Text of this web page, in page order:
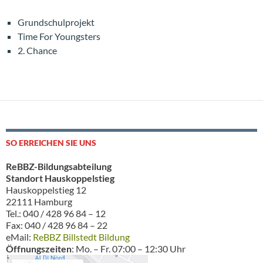
Grundschulprojekt
Time For Youngsters
2. Chance
SO ERREICHEN SIE UNS
ReBBZ-Bildungsabteilung
Standort Hauskoppelstieg
Hauskoppelstieg 12
22111 Hamburg
Tel.: 040 / 428 96 84 – 12
Fax: 040 / 428 96 84 – 22
eMail: ReBBZ Billstedt Bildung
Öffnungszeiten: Mo. – Fr. 07:00 – 12:30 Uhr